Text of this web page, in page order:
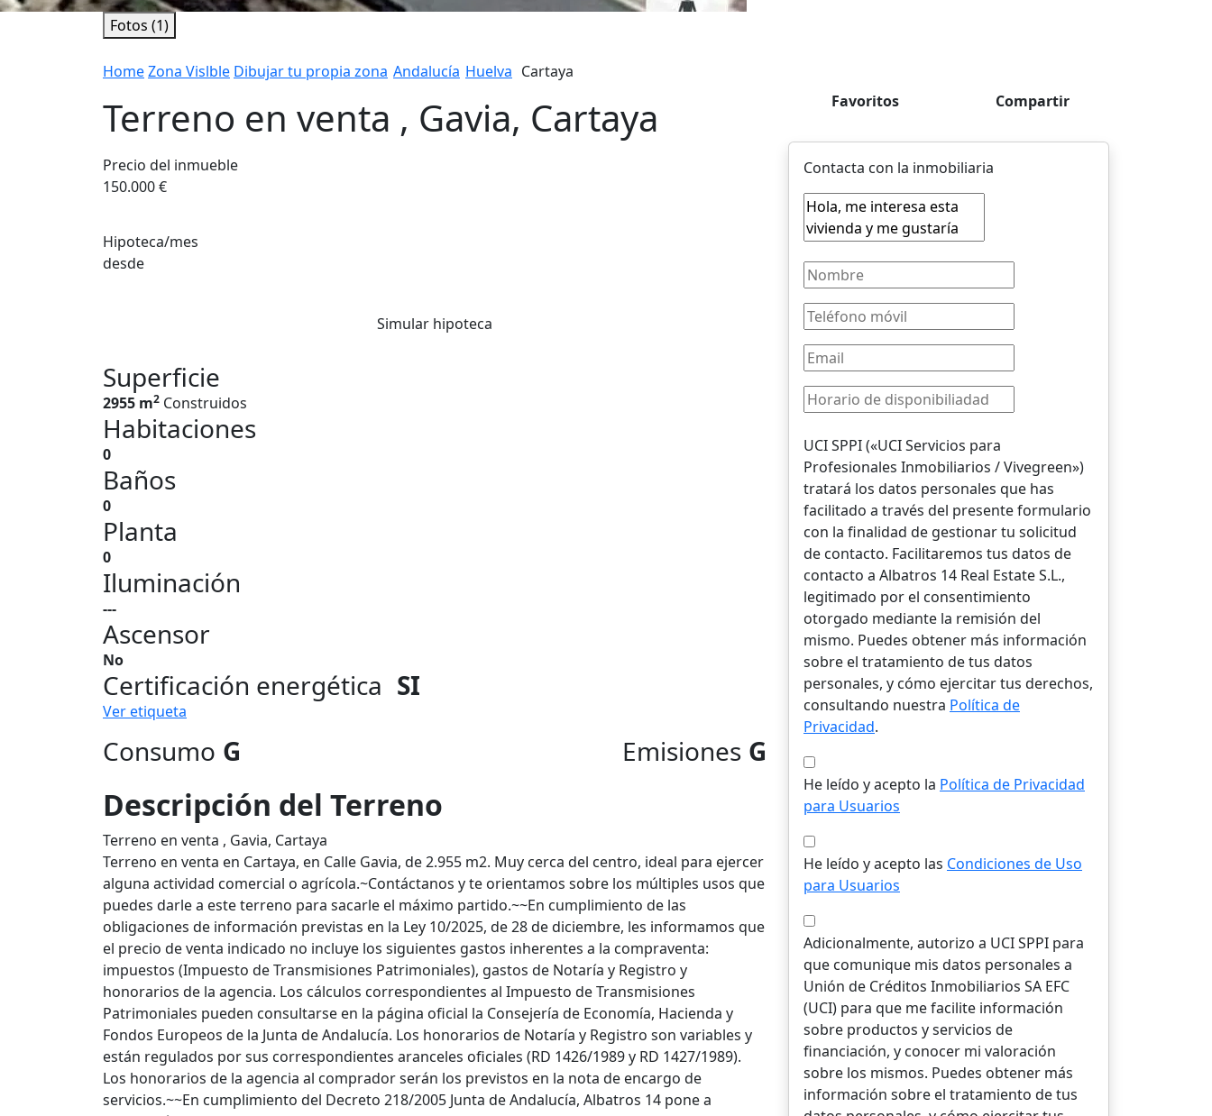
Fotos (1)
HomeZona Vislble Dibujar tu propia zona Andalucía Huelva Cartaya
Terreno en venta , Gavia, Cartaya
Precio del inmueble
150.000 €
Hipoteca/mes
desde
Simular hipoteca
Superficie
2955 m2 Construidos
Habitaciones
0
Baños
0
Planta
0
Iluminación
---
Ascensor
No
Certificación energética SI
Ver etiqueta
Consumo G Emisiones G
Descripción del Terreno
Terreno en venta , Gavia, Cartaya
Terreno en venta en Cartaya, en Calle Gavia, de 2.955 m2. Muy cerca del centro, ideal para ejercer
alguna actividad comercial o agrícola.~Contáctanos y te orientamos sobre los múltiples usos que
puedes darle a este terreno para sacarle el máximo partido.~~En cumplimiento de las
obligaciones de información previstas en la Ley 10/2025, de 28 de diciembre, les informamos que
el precio de venta indicado no incluye los siguientes gastos inherentes a la compraventa:
impuestos (Impuesto de Transmisiones Patrimoniales), gastos de Notaría y Registro y
honorarios de la agencia. Los cálculos correspondientes al Impuesto de Transmisiones
Patrimoniales pueden consultarse en la página oficial la Consejería de Economía, Hacienda y
Fondos Europeos de la Junta de Andalucía. Los honorarios de Notaría y Registro son variables y
están regulados por sus correspondientes aranceles oficiales (RD 1426/1989 y RD 1427/1989).
Los honorarios de la agencia al comprador serán los previstos en la nota de encargo de
servicios.~~En cumplimiento del Decreto 218/2005 Junta de Andalucía, Albatros 14 pone a
Favoritos Compartir
Contacta con la inmobiliaria
UCI SPPI («UCI Servicios para
Profesionales Inmobiliarios / Vivegreen»)
tratará los datos personales que has
facilitado a través del presente formulario
con la finalidad de gestionar tu solicitud
de contacto. Facilitaremos tus datos de
contacto a Albatros 14 Real Estate S.L.,
legitimado por el consentimiento
otorgado mediante la remisión del
mismo. Puedes obtener más información
sobre el tratamiento de tus datos
personales, y cómo ejercitar tus derechos,
consultando nuestra Política de
Privacidad.
He leído y acepto la Política de Privacidad
para Usuarios
He leído y acepto las Condiciones de Uso
para Usuarios
Adicionalmente, autorizo a UCI SPPI para
que comunique mis datos personales a
Unión de Créditos Inmobiliarios SA EFC
(UCI) para que me facilite información
sobre productos y servicios de
financiación, y conocer mi valoración
sobre los mismos. Puedes obtener más
información sobre el tratamiento de tus